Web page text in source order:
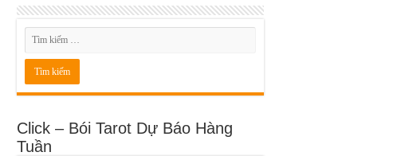
Click – Bói Tarot Dự Báo Hàng
Tuần